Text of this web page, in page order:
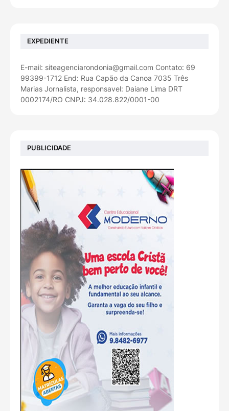
EXPEDIENTE
E-mail: siteagenciarondonia@gmail.com Contato: 69
99399-1712 End: Rua Capão da Canoa 7035 Três
Marias Jornalista, responsavel: Daiane Lima DRT
0002174/RO CNPJ: 34.028.822/0001-00
PUBLICIDADE